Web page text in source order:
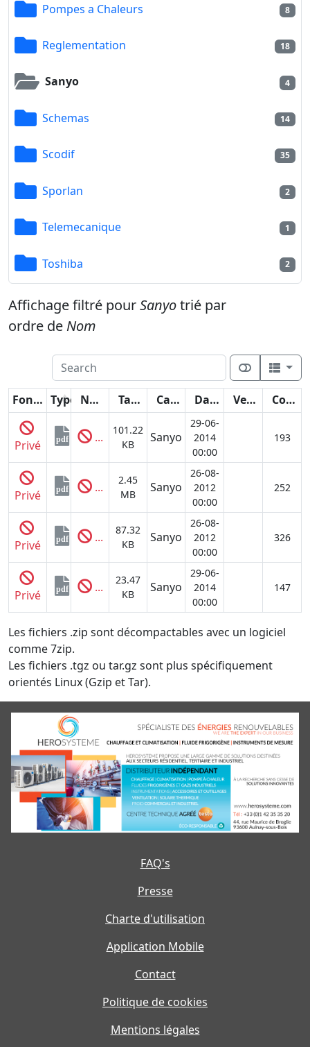
Pompes a Chaleurs 8
Reglementation 18
Sanyo 4
Schemas 14
Scodif 35
Sporlan 2
Telemecanique 1
Toshiba 2
Affichage filtré pourSanyotrié par
ordre de Nom
Fonctions Type Nom Taille Catégorie Date Version Compteur
Privé pdf ...
101.22
KB
Sanyo
29-06-
2014
00:00
193
Privé pdf ...
2.45
MB
Sanyo
26-08-
2012
00:00
252
Privé pdf ...
87.32
KB
Sanyo
26-08-
2012
00:00
326
Privé pdf ...
23.47
KB
Sanyo
29-06-
2014
00:00
147
Les fichiers .zip sont décompactables avec un logiciel
comme 7zip.
Les fichiers .tgz ou tar.gz sont plus spécifiquement
orientés Linux (Gzip et Tar).
FAQ's
Presse
Charte d'utilisation
Application Mobile
Contact
Politique de cookies
Mentions légales